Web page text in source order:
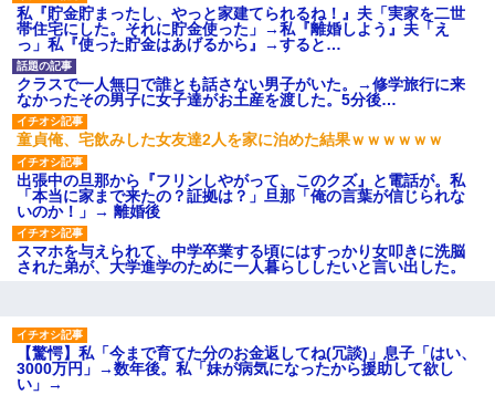
【GIF】JSのカンチョーワロ
タ
後続車にクラクションを鳴ら
され彼氏が逆切れ。「何クラク
ション鳴らしてんだ！降りてこ
いよ！」と怒鳴りだし...
【衝撃】報酬100万円超の治験
募集がこちらｗｗｗｗｗ(※画像
あり)
【ネット騒然】惨殺されたタ
ワマン頂き女子のこの動画、す
げえええええｗｗｗｗｗｗｗｗ
ｗｗｗ
【愕然】白のクラウン俺氏、
高速道路左車線を制限速度で走
った結果wwwwwwwwwwww
【悲報】佐藤輝明・・・２軍
でも盛大にやらかす←あまり悲
しませないでくれ
私『貯金貯まったし、やっと家建てられるね！』夫「実家を二世
帯住宅にした。それに貯金使った」→私『離婚しよう』夫「え
っ」私『使った貯金はあげるから』→すると…
クラスで一人無口で誰とも話さない男子がいた。→修学旅行に来
なかったその男子に女子達がお土産を渡した。5分後…
童貞俺、宅飲みした女友達2人を家に泊めた結果ｗｗｗｗｗｗ
出張中の旦那から『フリンしやがって、このクズ』と電話が。私
「本当に家まで来たの？証拠は？」旦那「俺の言葉が信じられな
いのか！」→ 離婚後
スマホを与えられて、中学卒業する頃にはすっかり女叩きに洗脳
された弟が、大学進学のために一人暮らししたいと言い出した。
【驚愕】私「今まで育てた分のお金返してね(冗談)」息子「はい、
3000万円」→数年後。私「妹が病気になったから援助して欲し
い」→